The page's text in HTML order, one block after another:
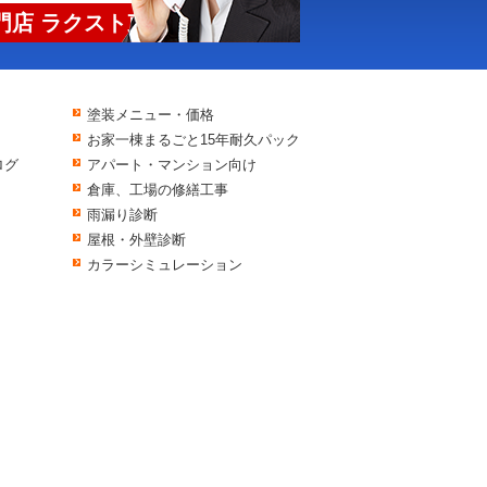
店 ラクスト東京
グ
塗装メニュー・価格
お家一棟まるごと15年耐久パック
アパート・マンション向け
倉庫、工場の修繕工事
雨漏り診断
屋根・外壁診断
カラーシミュレーション